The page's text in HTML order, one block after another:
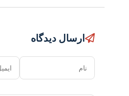
ارسال دیدگاه
نام